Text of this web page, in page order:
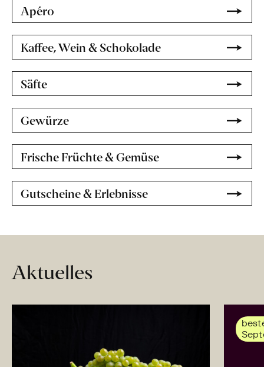
Apéro
Kaffee, Wein & Schokolade
Säfte
Gewürze
Frische Früchte & Gemüse
Gutscheine & Erlebnisse
Aktuelles